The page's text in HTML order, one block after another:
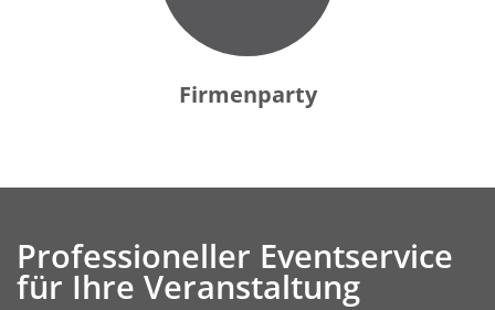
Firmenparty
Professioneller Eventservice
für Ihre Veranstaltung